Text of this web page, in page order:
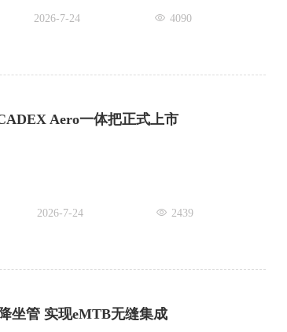
2026-7-24 4090
Aero一体把正式上市
2026-7-24 2439
坐管 实现eMTB无缝集成